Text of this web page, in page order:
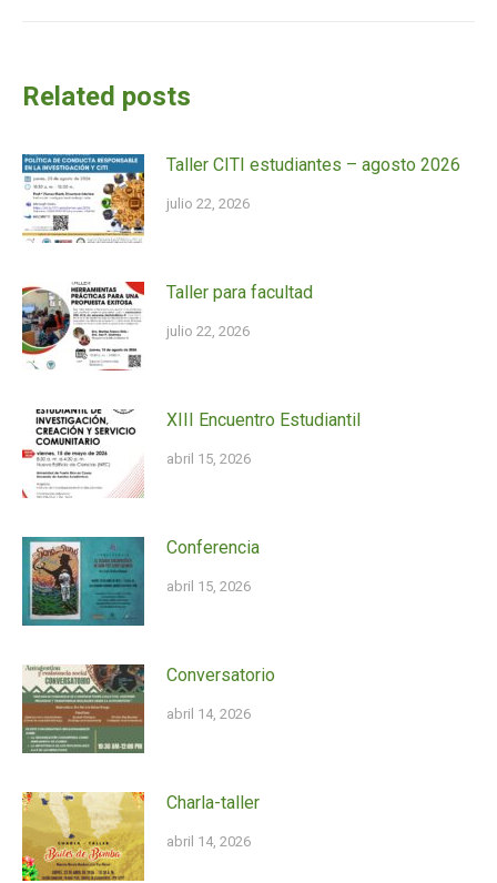
Related posts
Taller CITI estudiantes – agosto 2026
julio 22, 2026
Taller para facultad
julio 22, 2026
XIII Encuentro Estudiantil
abril 15, 2026
Conferencia
abril 15, 2026
Conversatorio
abril 14, 2026
Charla-taller
abril 14, 2026